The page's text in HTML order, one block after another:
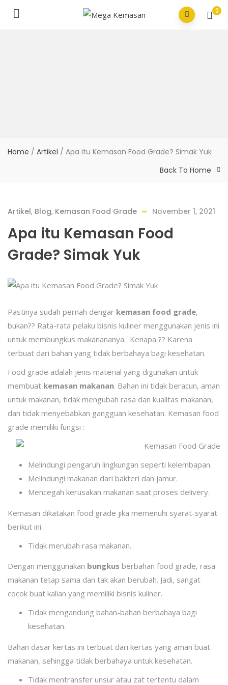
0
Home / Artikel / Apa itu Kemasan Food Grade? Simak Yuk
Back To Home
Artikel, Blog, Kemasan Food Grade November 1, 2021
Apa itu Kemasan Food
Grade? Simak Yuk
Pastinya sudah pernah dengar kemasan food grade,
bukan?? Rata-rata pelaku bisnis kuliner menggunakan jenis ini
untuk membungkus makanananya. Kenapa ?? Karena
terbuat dari bahan yang tidak berbahaya bagi kesehatan.
Food grade adalah jenis material yang digunakan untuk
membuat kemasan makanan. Bahan ini tidak beracun, aman
untuk makanan, tidak mengubah rasa dan kualitas makanan,
dan tidak menyebabkan gangguan kesehatan. Kemasan food
grade memiliki fungsi :
Melindungi pengaruh lingkungan seperti kelembapan.
Melindungi makanan dari bakteri dan jamur.
Mencegah kerusakan makanan saat proses delivery.
Kemasan dikatakan food grade jika memenuhi syarat-syarat
berikut ini:
Tidak merubah rasa makanan.
Dengan menggunakan bungkus berbahan food grade, rasa
makanan tetap sama dan tak akan berubah. Jadi, sangat
cocok buat kalian yang memiliki bisnis kuliner.
Tidak mengandung bahan-bahan berbahaya bagi
kesehatan.
Bahan dasar kertas ini terbuat dari kertas yang aman buat
makanan, sehingga tidak berbahaya untuk kesehatan.
Tidak mentransfer unsur atau zat tertentu dalam